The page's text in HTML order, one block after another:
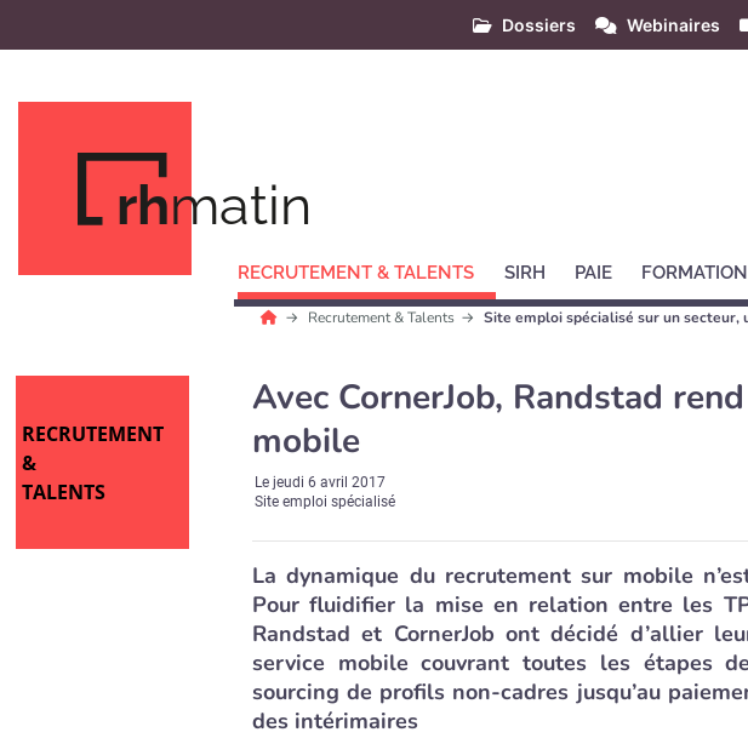
Dossiers Webinaires
rhmatin
RECRUTEMENT & TALENTS SIRH PAIE FORMATION
Recrutement & Talents Site emploi spécialisé sur un secteur,
RECRUTEMENT
&
TALENTS
Avec CornerJob, Randstad
mobile
Lejeudi 6 avril 2017
Site emploi spécialisé
La dynamique du recrutement sur mobile
Pour fluidifier la mise en relation entre les
Randstad et CornerJob ont décidé d’allier
service mobile couvrant toutes les étapes
sourcing de profils non-cadres jusqu’au
des intérimaires